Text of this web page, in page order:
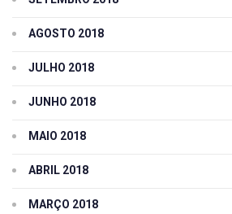
AGOSTO 2018
JULHO 2018
JUNHO 2018
MAIO 2018
ABRIL 2018
MARÇO 2018